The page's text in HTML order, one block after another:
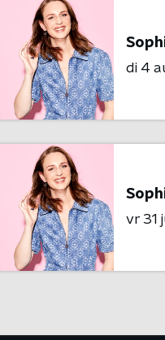
di 4
vr 31